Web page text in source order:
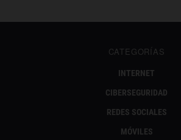
CATEGORÍAS
INTERNET
CIBERSEGURIDAD
REDES SOCIALES
MÓVILES